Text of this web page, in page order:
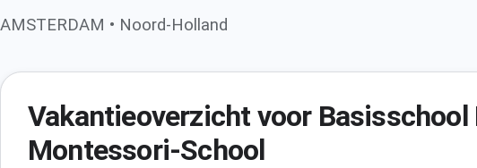
AMSTERDAM • Noord-Holland
Vakantieoverzicht voor Basisschool
Montessori-School